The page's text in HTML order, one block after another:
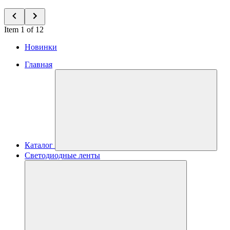
Item 1 of 12
Новинки
Главная
Каталог
Светодиодные ленты